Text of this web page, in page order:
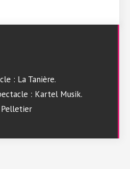
: La Tanière.
: Kartel Musik.
Pelletier